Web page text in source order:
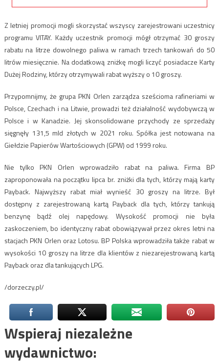
Z letniej promocji mogli skorzystać wszyscy zarejestrowani uczestnicy
programu VITAY. Każdy uczestnik promocji mógł otrzymać 30 groszy
rabatu na litrze dowolnego paliwa w ramach trzech tankowań do 50
litrów miesięcznie. Na dodatkową zniżkę mogli liczyć posiadacze Karty
Dużej Rodziny, którzy otrzymywali rabat wyższy o 10 groszy.
Przypomnijmy, że grupa PKN Orlen zarządza sześcioma rafineriami w
Polsce, Czechach i na Litwie, prowadzi też działalność wydobywczą w
Polsce i w Kanadzie. Jej skonsolidowane przychody ze sprzedaży
sięgnęły 131,5 mld złotych w 2021 roku. Spółka jest notowana na
Giełdzie Papierów Wartościowych (GPW) od 1999 roku.
Nie tylko PKN Orlen wprowadziło rabat na paliwa. Firma BP
zaproponowała na początku lipca br. zniżki dla tych, którzy mają karty
Payback. Najwyższy rabat miał wynieść 30 groszy na litrze. Był
dostępny z zarejestrowaną kartą Payback dla tych, którzy tankują
benzynę bądź olej napędowy. Wysokość promocji nie była
zaskoczeniem, bo identyczny rabat obowiązywał przez okres letni na
stacjach PKN Orlen oraz Lotosu. BP Polska wprowadziła także rabat w
wysokości 10 groszy na litrze dla klientów z niezarejestrowaną kartą
Payback oraz dla tankujących LPG.
/dorzeczy.pl/
Wspieraj niezależne
wydawnictwo: